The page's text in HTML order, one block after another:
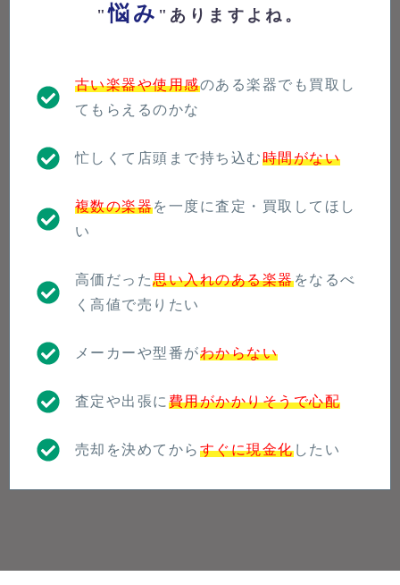
"悩み "ありますよね。
古い楽器や使用感のある楽器でも買取し
てもらえるのかな
忙しくて店頭まで持ち込む時間がない
複数の楽器を一度に査定・買取してほし
い
高価だった思い入れのある楽器をなるべ
く高値で売りたい
メーカーや型番がわからない
査定や出張に 費用がかかりそうで心配
売却を決めてから すぐに現金化したい